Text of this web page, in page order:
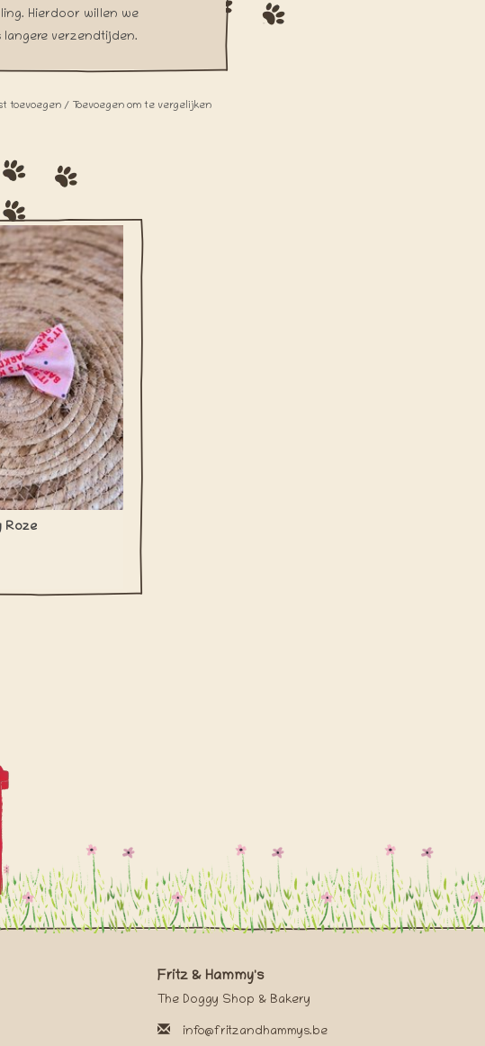
Hierdoor willen we
langere verzendtijden.
toevoegen/ Toevoegen om te vergelijken
Vier jouw hond zijn
met deze te
strik!
WINKELWAGEN
Roze
Fritz & Hammy's
The Doggy Shop & Bakery
info@fritzandhammys.be